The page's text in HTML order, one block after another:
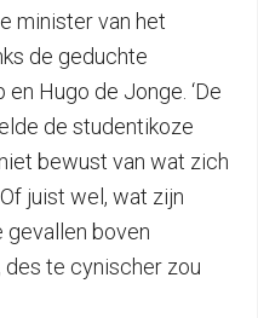
minister van het
de geduchte
Hugo de Jonge. ‘De
de studentikoze
bewust van wat zich
juist wel, wat zijn
gevallen boven
te cynischer zou